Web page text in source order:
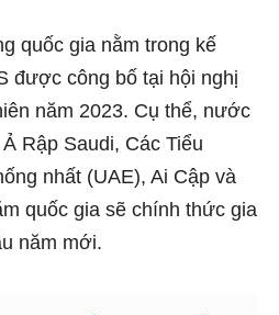
quốc gia nằm trong kế
được công bố tại hội nghị
năm 2023. Cụ thể, nước
Rập Saudi, Các Tiểu
nhất (UAE), Ai Cập và
quốc gia sẽ chính thức gia
năm mới.